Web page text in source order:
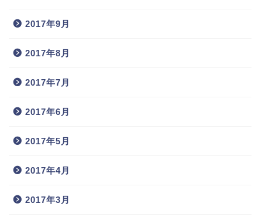
2017年9月
2017年8月
2017年7月
2017年6月
2017年5月
2017年4月
2017年3月